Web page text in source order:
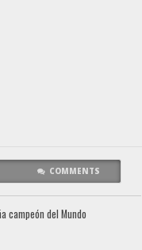
COMMENTS
campeón del Mundo